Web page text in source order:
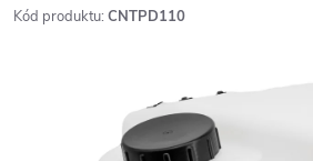
Kód produktu: CNTPD110